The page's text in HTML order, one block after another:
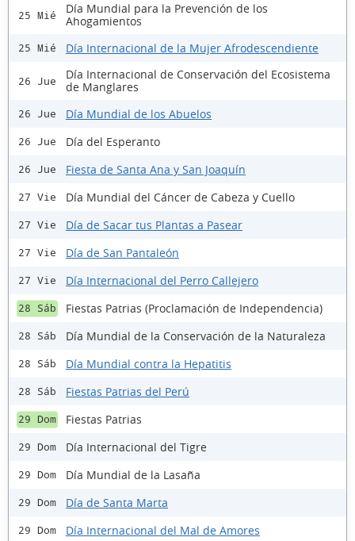
25 Mié
Día Mundial para la Prevención de los
Ahogamientos
25 Mié Día Internacional de la Mujer Afrodescendiente
26 Jue
Día Internacional de Conservación del Ecosistema
de Manglares
26 Jue Día Mundial de los Abuelos
26 Jue Día del Esperanto
26 Jue Fiesta de Santa Ana y San Joaquín
27 Vie Día Mundial del Cáncer de Cabeza y Cuello
27 Vie Día de Sacar tus Plantas a Pasear
27 Vie Día de San Pantaleón
27 Vie Día Internacional del Perro Callejero
28 Sáb Fiestas Patrias (Proclamación de Independencia)
28 Sáb Día Mundial de la Conservación de la Naturaleza
28 Sáb Día Mundial contra la Hepatitis
28 Sáb Fiestas Patrias del Perú
29 Dom Fiestas Patrias
29 Dom Día Internacional del Tigre
29 Dom Día Mundial de la Lasaña
29 Dom Día de Santa Marta
29 Dom Día Internacional del Mal de Amores